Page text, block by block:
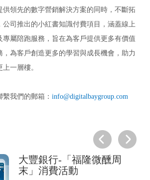
供領先的數字營銷解決方案的同時，不斷拓
公司推出的小紅書知識付費項目，涵蓋線上
專屬陪跑服務，旨在為客戶提供更多有價值
，為客戶創造更多的學習與成長機會，助力
一層樓。
我們的郵箱： info@digitalbaygroup.com
大豐銀行-「福隆微醺周
末」消費活動